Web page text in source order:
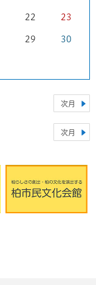
22 23
29 30
次月
次月